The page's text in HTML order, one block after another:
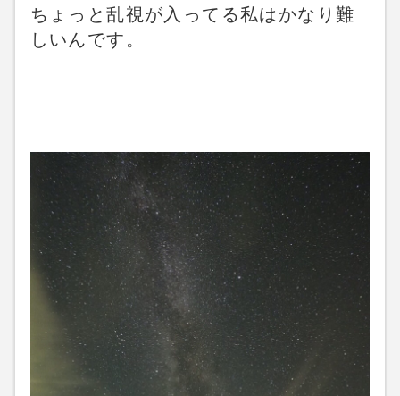
ちょっと乱視が入ってる私はかなり難
しいんです。